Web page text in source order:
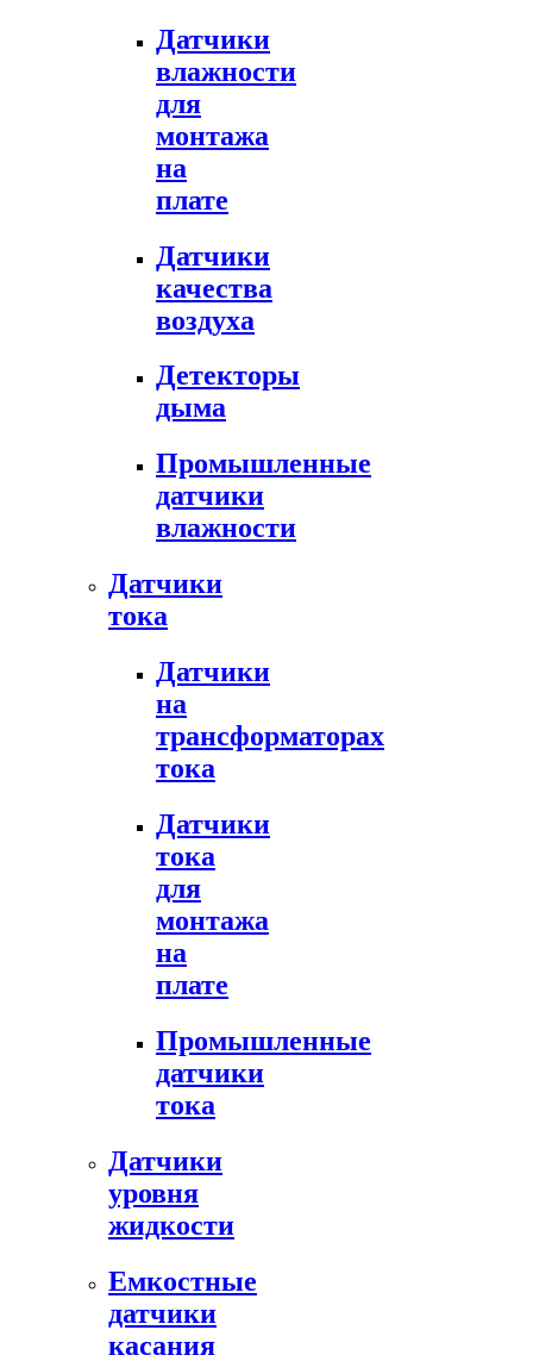
Датчики
влажности
для
монтажа
на
плате
Датчики
качества
воздуха
Детекторы
дыма
Промышленные
датчики
влажности
Датчики
тока
Датчики
на
трансформаторах
тока
Датчики
тока
для
монтажа
на
плате
Промышленные
датчики
тока
Датчики
уровня
жидкости
Емкостные
датчики
касания